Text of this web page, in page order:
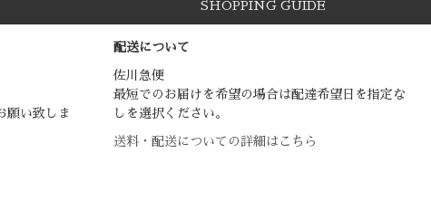
SHOPPING GUIDE
願い致しま
配送について
佐川急便
最短でのお届けを希望の場合は配達希望日を指定な
しを選択ください。
送料・配送についての詳細はこちら